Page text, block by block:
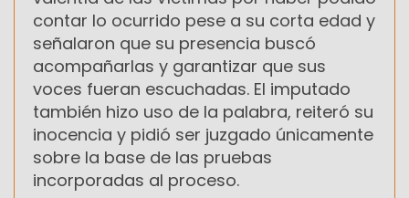
contar lo ocurrido pese a su corta edad y
señalaron que su presencia buscó
acompañarlas y garantizar que sus
voces fueran escuchadas. El imputado
también hizo uso de la palabra, reiteró su
inocencia y pidió ser juzgado únicamente
sobre la base de las pruebas
incorporadas al proceso.